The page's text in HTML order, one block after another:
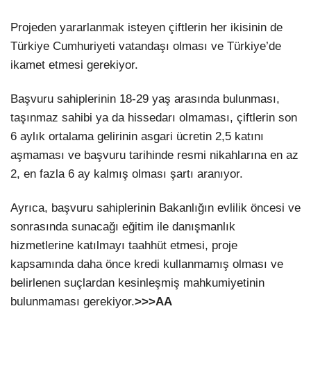
Projeden yararlanmak isteyen çiftlerin her ikisinin de
Türkiye Cumhuriyeti vatandaşı olması ve Türkiye’de
ikamet etmesi gerekiyor.
Başvuru sahiplerinin 18-29 yaş arasında bulunması,
taşınmaz sahibi ya da hissedarı olmaması, çiftlerin son
6 aylık ortalama gelirinin asgari ücretin 2,5 katını
aşmaması ve başvuru tarihinde resmi nikahlarına en az
2, en fazla 6 ay kalmış olması şartı aranıyor.
Ayrıca, başvuru sahiplerinin Bakanlığın evlilik öncesi ve
sonrasında sunacağı eğitim ile danışmanlık
hizmetlerine katılmayı taahhüt etmesi, proje
kapsamında daha önce kredi kullanmamış olması ve
belirlenen suçlardan kesinleşmiş mahkumiyetinin
bulunmaması gerekiyor.>>>AA